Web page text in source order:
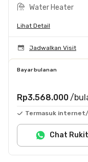
Water Heater
Lihat Detail
Jadwalkan Visit
Bayar bulanan
Rp3.568.000 /
Termasuk internet/
Chat